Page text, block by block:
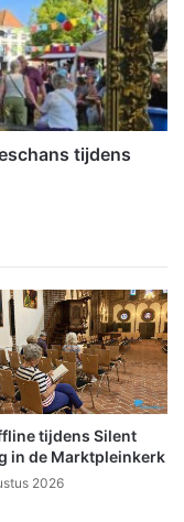
tijdens
tijdens Silent
in de Marktpleinkerk
2026